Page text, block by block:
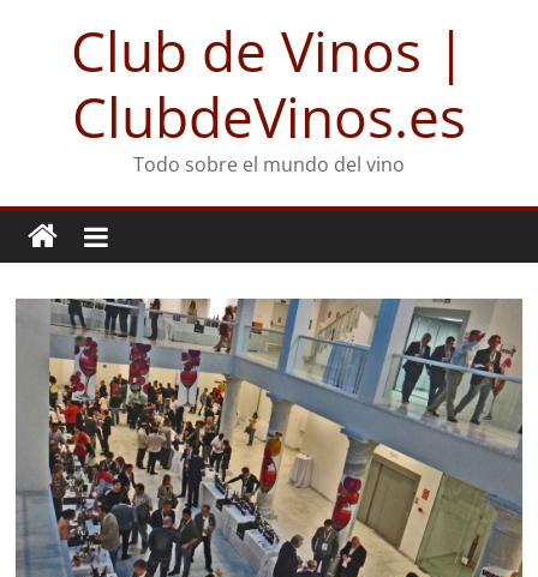
Club de Vinos |
ClubdeVinos.es
Todo sobre el mundo del vino